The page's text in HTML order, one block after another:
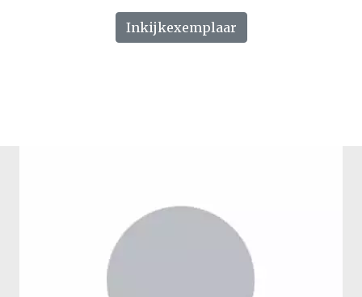
Inkijkexemplaar